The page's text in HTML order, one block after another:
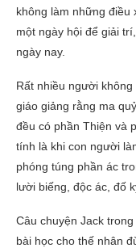
không làm những điều
một ngày hội để giải
ngày nay.
Rất nhiều người
giáo giảng rằng ma
đều có phần Thiện và
tính là khi con người
phóng túng phần ác
lười biếng, độc ác, đố
Câu chuyện Jack
bài học cho thế nhân